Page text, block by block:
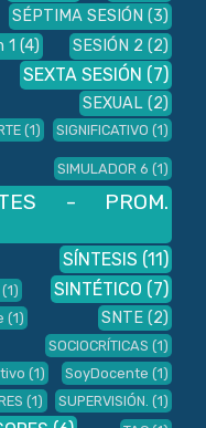
SÉPTIMA SESIÓN (3)
1 (4) SESIÓN 2 (2)
SEXTA SESIÓN (7)
SEXUAL (2)
(1) SIGNIFICATIVO (1)
SIMULADOR 6 (1)
- PROM.
SÍNTESIS (11)
(1) SINTÉTICO (7)
(1) SNTE (2)
SOCIOCRÍTICAS (1)
(1) SoyDocente (1)
(1) SUPERVISIÓN. (1)